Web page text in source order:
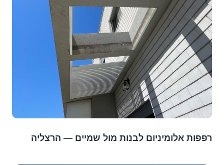
רפפות אלומיניום לבנות מול שמיים — הרצליה